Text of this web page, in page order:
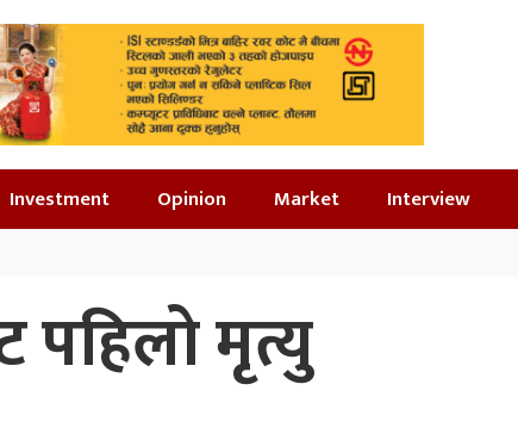
Investment Opinion Market Interview
पहिलो मृत्यु